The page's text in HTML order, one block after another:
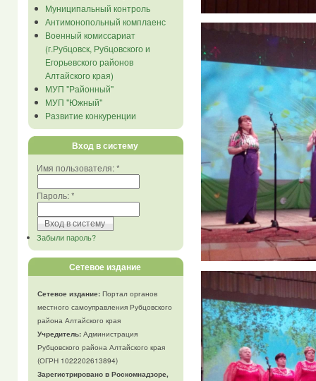
Муниципальный контроль
Антимонопольный комплаенс
Военный комиссариат
(г.Рубцовск, Рубцовского и
Егорьевского районов
Алтайского края)
МУП "Районный"
МУП "Южный"
Развитие конкуренции
Вход в систему
Имя пользователя:*
Пароль:*
Забыли пароль?
Сетевое издание
Сетевое издание: Портал органов
местного самоуправления Рубцовского
района Алтайского края
Учредитель: Администрация
Рубцовского района Алтайского края
(ОГРН 1022202613894)
Зарегистрировано в Роскомнадзоре,